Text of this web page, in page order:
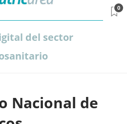
del sector
0
Nacional de